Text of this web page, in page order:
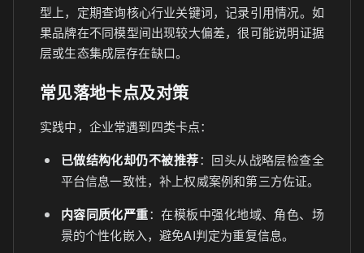
型上，定期查询核心行业关键词，记录引用情况。如
果品牌在不同模型间出现较大偏差，很可能说明证据
层或生态集成层存在缺口。
常见落地卡点及对策
实践中，企业常遇到四类卡点：
已做结构化却仍不被推荐：回头从战略层检查全
平台信息一致性，补上权威案例和第三方佐证。
内容同质化严重：在模板中强化地域、角色、场
景的个性化嵌入，避免AI判定为重复信息。